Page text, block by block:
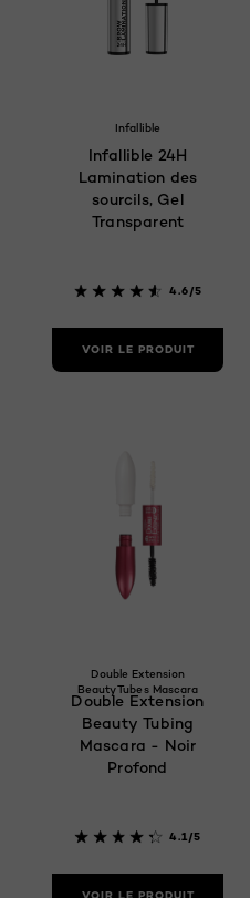
de couleurs sont
Infallible
Infallible 24H
Lamination des
sourcils, Gel
Transparent
4.6/5
VOIR LE PRODUIT
Double Extension
Beauty Tubes Mascara
Double Extension
Beauty Tubing
Mascara - Noir
Profond
4.1/5